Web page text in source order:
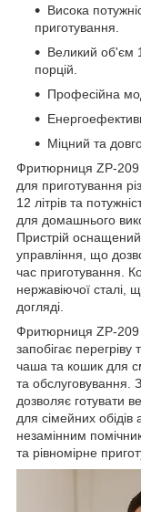
Висока
приготування.
Великий об'єм
порцій.
Професійна
Міцний та
Фритюрниця ZP-209
для приготування
12 літрів та
для домашнього
Пристрій
управління, що
час приготування.
нержавіючої сталі,
догляді.
Фритюрниця ZP-
запобігає
чаша та кошик для
та
дозволяє готувати
для сімейних обідів
незамінним
та рівномірне